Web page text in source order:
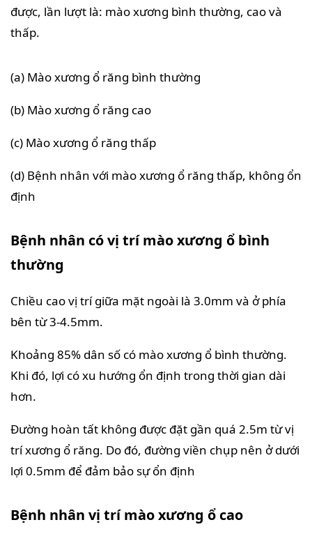
được, lần lượt là: mào xương bình thường, cao và
thấp.
(a) Mào xương ổ răng bình thường
(b) Mào xương ổ răng cao
(c) Mào xương ổ răng thấp
(d) Bệnh nhân với mào xương ổ răng thấp, không ổn
định
Bệnh nhân có vị trí mào xương ổ bình
thường
Chiều cao vị trí giữa mặt ngoài là 3.0mm và ở phía
bên từ 3-4.5mm.
Khoảng 85% dân số có mào xương ổ bình thường.
Khi đó, lợi có xu hướng ổn định trong thời gian dài
hơn.
Đường hoàn tất không được đặt gần quá 2.5m từ vị
trí xương ổ răng. Do đó, đường viền chụp nên ở dưới
lợi 0.5mm để đảm bảo sự ổn định
Bệnh nhân vị trí mào xương ổ cao